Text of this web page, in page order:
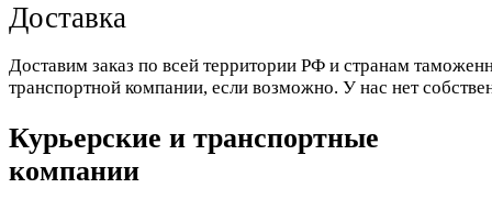
Доставка
Доставим заказ по всей территории РФ и странам
транспортной компании, если возможно. У нас нет
Курьерские и транспортные
компании